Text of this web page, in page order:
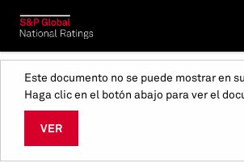
Este documento no se puede mostrar en
Haga clic en el botón abajo para ver el
VER